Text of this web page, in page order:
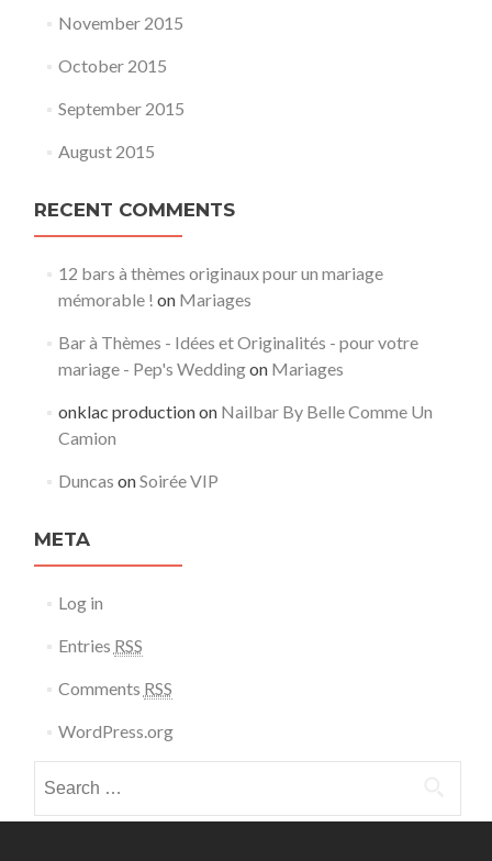
November 2015
October 2015
September 2015
August 2015
RECENT COMMENTS
12 bars à thèmes originaux pour un mariage
mémorable ! on Mariages
Bar à Thèmes - Idées et Originalités - pour votre
mariage - Pep's Weddingon Mariages
onklac productionon Nailbar By Belle Comme Un
Camion
Duncas onSoirée VIP
META
Log in
Entries RSS
Comments RSS
WordPress.org